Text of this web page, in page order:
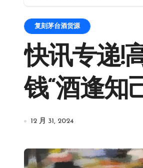
复刻茅台酒货源
快讯专递!
钱“酒逢知
12 月 31, 2024